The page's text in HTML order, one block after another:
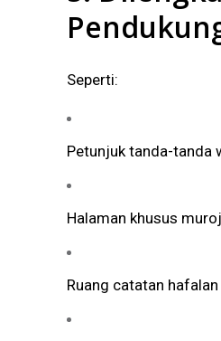
Seperti:
Petunjuk tanda-tanda
Halaman khusus
Ruang catatan hafalan